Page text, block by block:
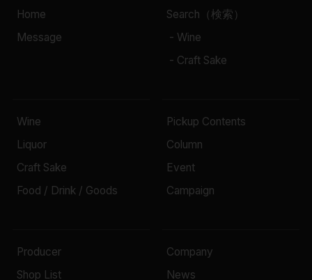
Home
Message
Search（検索）
- Wine
- Craft Sake
Wine
Liquor
Craft Sake
Food / Drink / Goods
Pickup Contents
Column
Event
Campaign
Producer
Shop List
Company
News